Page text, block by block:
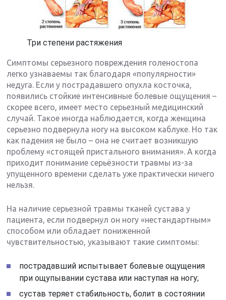
Три степени растяжения
Симптомы серьезного повреждения голеностопа
легко узнаваемы так благодаря «популярности»
недуга. Если у пострадавшего опухла косточка,
появились стойкие интенсивные болевые ощущения –
скорее всего, имеет место серьезный медицинский
случай. Такое иногда наблюдается, когда женщина
серьезно подвернула ногу на высоком каблуке. Но так
как падения не было – она не считает возникшую
проблему «стоящей пристального внимания». А когда
приходит понимание серьёзности травмы из-за
упущенного времени сделать уже практически ничего
нельзя.
На наличие серьезной травмы тканей сустава у
пациента, если подвернул он ногу «нестандартным»
способом или обладает пониженной
чувствительностью, указывают такие симптомы:
пострадавший испытывает болевые ощущения
при ощупывании сустава или наступая на ногу;
сустав теряет стабильность, болит в состоянии